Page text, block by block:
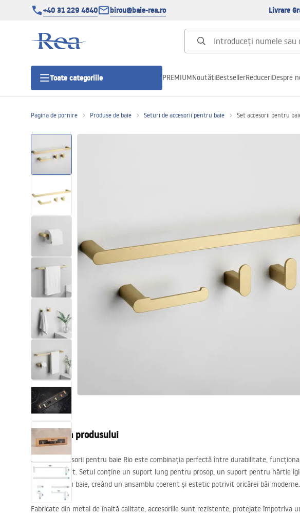
+40 31 229 4640 birou@baie-rea.ro Livrare
Toate categoriile
Usi pentru cabine de dus
Rigole Liniare
Vase WC si Bideuri
Lavoare
Cazi cu paravane
Baterii sanitare
Dusuri
Bucatarie
PREMIUMNoutățiBestsellerReduceriDespre
Pagina de pornire Produse de baie Seturi de accesorii pentru baie Set accesorii pentru
Descrierea produsului
Setul de accesorii pentru baie Rio este combinația perfectă între durabilitate,
design elegant. Setul conține un suport lung pentru prosop, un suport pentru hârtie
cârlige pentru baie, creând un ansamblu coerent și estetic potrivit oricărei băi moderne.
Fabricate din metal de înaltă calitate, accesoriile sunt rezistente, protejate împotriva